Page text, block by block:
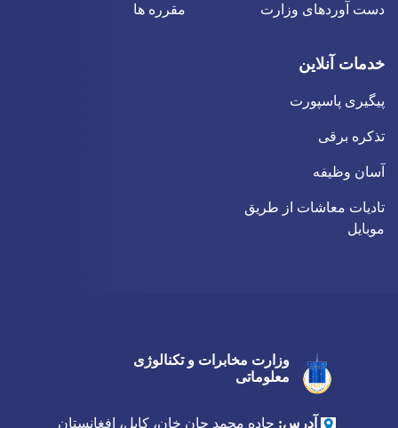
دست آوردهای وزارت مقرره ها
خدمات آنلاین
پیگیری پاسپورت
تذکره برقی
آسان وظیفه
تادیات معاشات از طریق
موبایل
وزارت مخابرات و تکنالوژی
معلوماتی
آدرس: جاده محمد جان خان، کابل، افغانستان